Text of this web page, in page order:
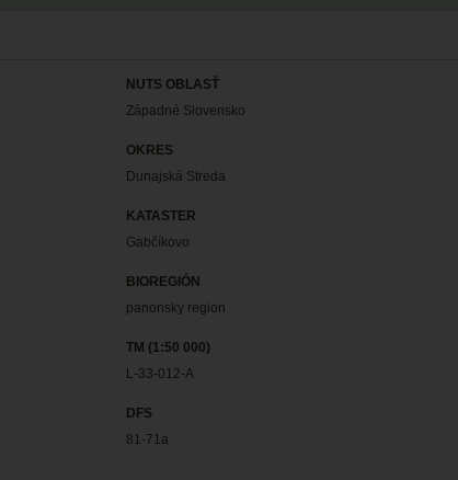
NUTS OBLASŤ
Západné Slovensko
OKRES
Dunajská Streda
KATASTER
Gabčíkovo
BIOREGIÓN
panonsky region
TM (1:50 000)
L-33-012-A
DFS
81-71a